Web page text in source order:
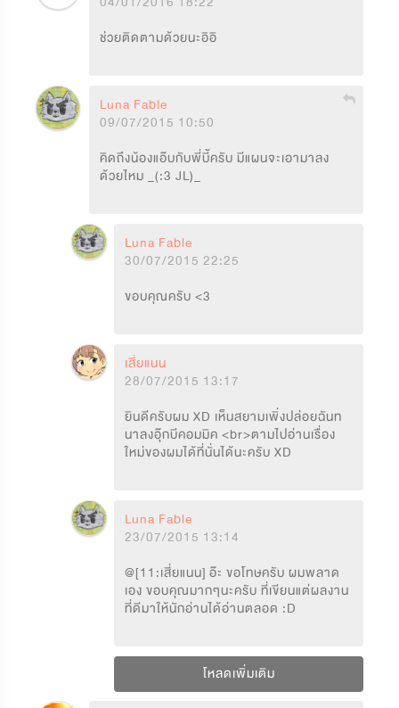
ช่วยติดตามด้วยนะอิอิ
Luna Fable
09/07/2015 10:50
คิดถึงน้องแอ๊บกับพี่บี้ครับ มีแผนจะเอามาลง
ด้วยไหม _(:3 JL)_
Luna Fable
30/07/2015 22:25
ขอบคุณครับ <3
เสี่ยแนน
28/07/2015 13:17
ยินดีครับผม XD เห็นสยามเพิ่งปล่อยฉันท
นาลงอุ๊กบีคอมมิค <br>ตามไปอ่านเรื่อง
ใหม่ของผมได้ที่นั่นได้นะครับ XD
Luna Fable
23/07/2015 13:14
@[11:เสี่ยแนน] อ๊ะ ขอโทษครับ ผมพลาด
เอง ขอบคุณมากๆนะครับ ที่เขียนแต่ผลงาน
ที่ดีมาให้นักอ่านได้อ่านตลอด :D
โหลดเพิ่มเติม